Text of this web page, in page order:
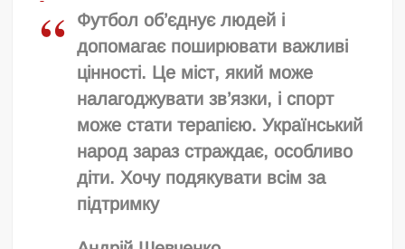
Футбол об’єднує людей і
допомагає поширювати важливі
цінності. Це міст, який може
налагоджувати зв’язки, і спорт
може стати терапією. Український
народ зараз страждає, особливо
діти. Хочу подякувати всім за
підтримку